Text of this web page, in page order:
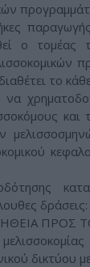
ο τομέας
το
και
δράσεις:
ΠΡΟΣ
δικτύου